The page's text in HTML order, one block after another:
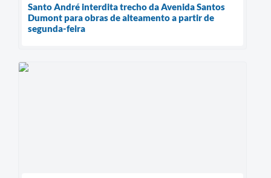
Santo André interdita trecho da Avenida Santos
Dumont para obras de alteamento a partir de
segunda-feira